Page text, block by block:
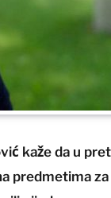
kaže da u
predmetima za